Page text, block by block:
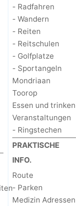
- Radfahren
- Wandern
- Reiten
- Reitschulen
- Golfplatze
- Sportangeln
Mondriaan
Toorop
Essen und trinken
Veranstaltungen
- Ringstechen
PRAKTISCHE
INFO.
Route
- Parken
Medizin Adressen